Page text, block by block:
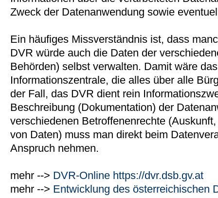
Zweck der Datenanwendung sowie
Ein häufiges Missverständnis ist, dass
DVR würde auch die Daten der
Behörden) selbst verwalten. Damit wäre
Informationszentrale, die alles über alle
der Fall, das DVR dient rein
Beschreibung (Dokumentation) der
verschiedenen Betroffenenrechte
von Daten) muss man direkt beim
Anspruch nehmen.
mehr --> DVR-Online https://dvr.dsb.gv.at
mehr --> Entwicklung des österreichischen